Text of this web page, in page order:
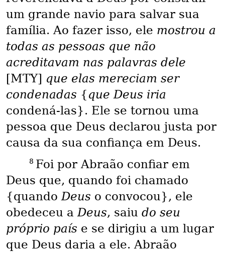
um grande navio para salvar sua
família. Ao fazer isso, ele mostrou a
todas as pessoas que não
acreditavam nas palavras dele
[MTY] que elas mereciam ser
condenadas {que Deus iria
condená-las}. Ele se tornou uma
pessoa que Deus declarou justa por
causa da sua confiança em Deus.
8 Foi por Abraão confiar em
Deus que, quando foi chamado
{quandoDeus o convocou}, ele
obedeceu aDeus, saiu do seu
próprio país e se dirigiu a um lugar
que Deus daria a ele. Abraão